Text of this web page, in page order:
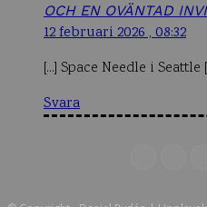
OCH EN OVÄNTAD
12 februari 2026 , 08:32
[…] Space Needle i Seattle
Svara